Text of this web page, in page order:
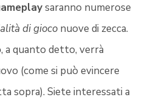
saranno numerose
di gioco nuove di zecca.
, a quanto detto, verrà
(come si può evincere
sopra). Siete interessati a